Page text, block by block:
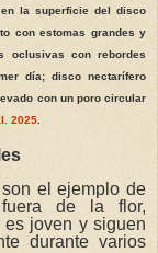
en la superficie del disco
con estomas grandes y
oclusivas con rebordes
día; disco nectarífero
con un poro circular
2025
el ejemplo de
de la flor,
joven y siguen
durante varios